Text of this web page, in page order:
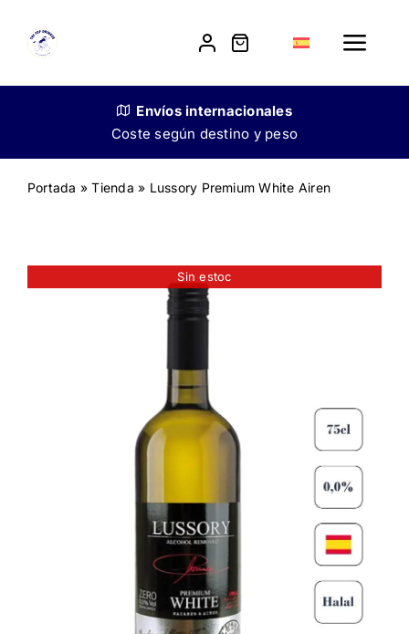
content
Toggle
Nuestra historia
Envíos internacionales
Coste según destino y peso
Portada »Tienda » Lussory Premium White Airen
Sin estoc